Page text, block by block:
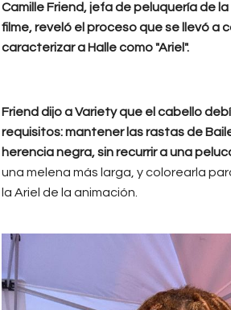
Camille Friend, jefa de peluquería de
filme, reveló el proceso que se llevó a
caracterizar a Halle como "Ariel".
Friend dijo a Variety que el cabello
requisitos: mantener las rastas de
herencia negra, sin recurrir a una
una melena más larga, y colorearla
la Ariel de la animación.
Cabellera de Hailey en